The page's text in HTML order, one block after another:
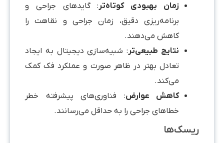
زمان بهبودی کوتاه‌تر
: گایدهای جراحی و
برنامه‌ریزی دقیق، زمان جراحی و نقاهت را
کاهش می‌دهند.
نتایج طبیعی‌تر: شبیه‌سازی دیجیتال به ایجاد
تعادل بهتر در ظاهر صورت و عملکرد فک کمک
کاهش عوارض
: فناوری‌های پیشرفته خطر
خطاهای جراحی را به حداقل می‌رسانند.